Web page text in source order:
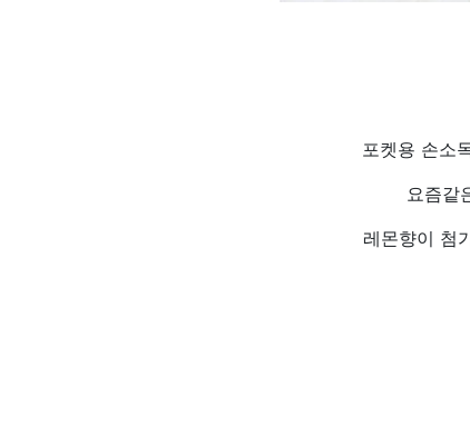
포켓용 손소
요즘같
레몬향이 첨